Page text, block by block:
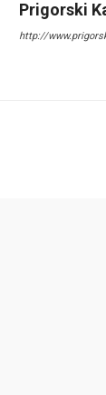
Prigorski
http://